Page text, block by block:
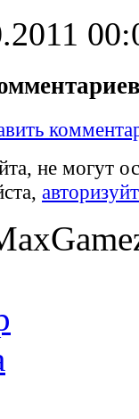
не могут